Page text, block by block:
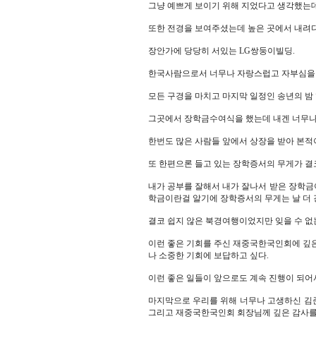
그냥 예쁘게 보이기 위해 지었다고 생각했는
또한 전경을 보여주셨는데 높은 곳에서 내
장안가에 당당히 서있는 LG쌍둥이빌딩.
한국사람으로서 너무나 자랑스럽고 자부심
모든 구경을 마치고 마지막 일정인 송년의 밤
그곳에서 장학금수여식을 했는데 내겐 너무
한번도 많은 사람들 앞에서 상장을 받아 본
또 한편으론 들고 있는 장학증서의 무게가
내가 공부를 잘해서 내가 잘나서 받은 장학
학금이란걸 알기에 장학증서의 무게는 날 더
결코 쉽지 않은 북경여행이었지만 잊을 수 없
이런 좋은 기회를 주신 재중국한국인회에
나 소중한 기회에 보답하고 싶다.
이런 좋은 일들이 앞으로도 계속 진행이 되
마지막으로 우리를 위해 너무나 고생하신
그리고 재중국한국인회 회장님께 깊은 감사